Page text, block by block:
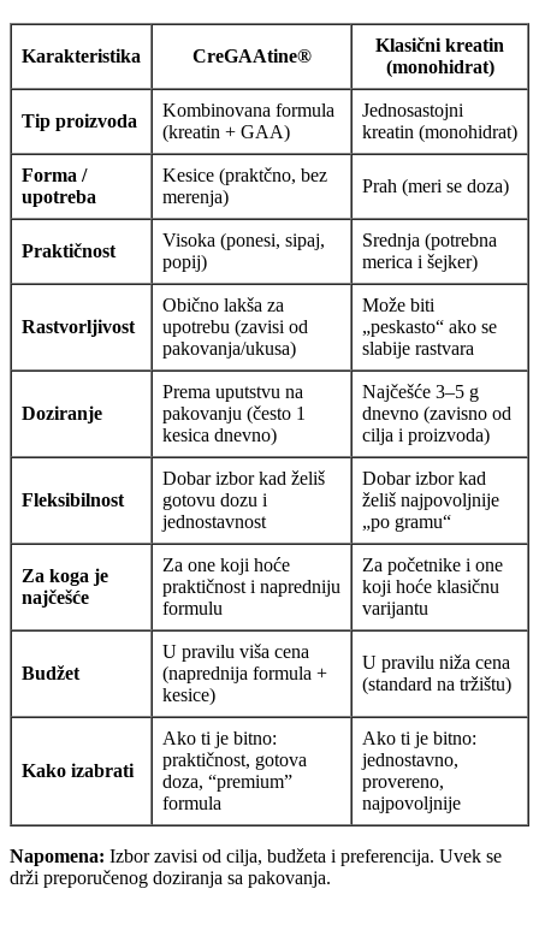
Karakteristika CreGAAtine®
Klasični kreatin
(monohidrat)
Tip proizvoda
Kombinovana formula
(kreatin + GAA)
Jednosastojni
kreatin (monohidrat)
Forma /
upotreba
Kesice (praktčno, bez
merenja)
Prah (meri se doza)
Praktičnost
Visoka (ponesi, sipaj,
popij)
Srednja (potrebna
merica i šejker)
Rastvorljivost
Obično lakša za
upotrebu (zavisi od
pakovanja/ukusa)
Može biti
„peskasto“ ako se
slabije rastvara
Doziranje
Prema uputstvu na
pakovanju (često 1
kesica dnevno)
Najčešće 3–5 g
dnevno (zavisno od
cilja i proizvoda)
Fleksibilnost
Dobar izbor kad želiš
gotovu dozu i
jednostavnost
Dobar izbor kad
želiš najpovoljnije
„po gramu“
Za koga je
najčešće
Za one koji hoće
praktičnost i napredniju
formulu
Za početnike i one
koji hoće klasičnu
varijantu
Budžet
U pravilu viša cena
(naprednija formula +
kesice)
U pravilu niža cena
(standard na tržištu)
Kako izabrati
Ako ti je bitno:
praktičnost, gotova
doza, “premium”
formula
Ako ti je bitno:
jednostavno,
provereno,
najpovoljnije
Napomena: Izbor zavisi od cilja, budžeta i preferencija. Uvek se
drži preporučenog doziranja sa pakovanja.